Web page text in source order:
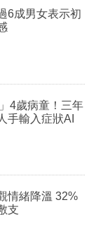
6成男女表示初
4歲病童！三年
手輸入症狀AI
緒降溫 32%
支